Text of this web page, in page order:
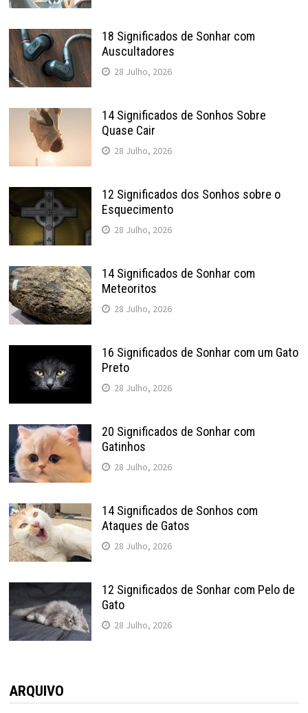
18 Significados de Sonhar com
Auscultadores
28 Julho, 2026
14 Significados de Sonhos Sobre
Quase Cair
28 Julho, 2026
12 Significados dos Sonhos sobre o
Esquecimento
28 Julho, 2026
14 Significados de Sonhar com
Meteoritos
28 Julho, 2026
16 Significados de Sonhar com um Gato
Preto
28 Julho, 2026
20 Significados de Sonhar com
Gatinhos
28 Julho, 2026
14 Significados de Sonhos com
Ataques de Gatos
28 Julho, 2026
12 Significados de Sonhar com Pelo de
Gato
28 Julho, 2026
ARQUIVO